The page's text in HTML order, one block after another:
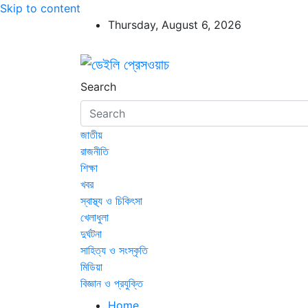
Skip to content
Thursday, August 6, 2026
ডেইলি প্রেসওয়াচ
ডেইলি প্রেসওয়াচ মুক্তিযুদ্ধের চেতনায় উদ্বুদ্ধ
Search
জাতীয়
রাজনীতি
শিক্ষা
খবর
স্বাস্থ্য ও চিকিৎসা
খেলাধুলা
দুর্ঘটনা
সাহিত্য ও সংস্কৃতি
মিডিয়া
বিজ্ঞান ও প্রযুক্তি
Home